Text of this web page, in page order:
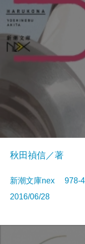
秋田禎信／著
新潮文庫nex 978-
2016/06/28